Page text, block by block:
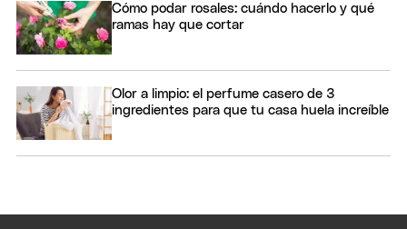
Cómo podar rosales: cuándo hacerlo y qué
ramas hay que cortar
Olor a limpio: el perfume casero de 3
ingredientes para que tu casa huela increíble